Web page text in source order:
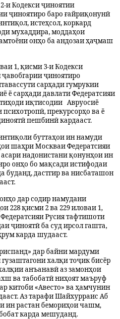
и Кодекси ҷиноятии
ҷиноятиро баро ғайриқонунӣ
истеҳсол, коркард
мухаддира, моддаҳои
онҳо ба андозаи ҳаҷмаш
1, қисми 3-и Кодекси
ҷавобгарии ҷиноятиро
тавассути сарҳади гумрукии
ё сарҳади давлати Федератсияи
иқтисодии Авруосиё
прекурсорҳо ва ё
пешбинӣ кардааст.
буттаҳои ин намуди
шаҳри Москваи Федератсияи
надонистани қонунҳои ин
онҳо бо мақсади истифодаи
буданд, дастгир ва нисбаташон
дар содир намудани
228 қисми 2 ва 229 иловаи 1,
Русия тафтишоти
ҷиноятӣ ба суд ирсол гашта,
карда шудааст.
дар байни мардуми
халқи тоҷик бисёр
анъанавӣ аз замонҳои
ва табобатӣ ниҳоят маъруф
китоби «Авесто» ва ҳамчунин
Аз тарафи Шайхурраис Аб
ин растан бемориҳои чашм,
карда мешуданд.